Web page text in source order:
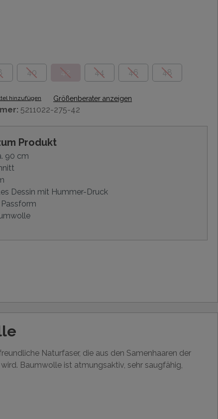
40 42 44 46 48
hinzufügen Größenberater anzeigen
5211022-275-42
Produkt
90 cm
Dessin mit Hummer-Druck
Naturfaser, die aus den Samenhaaren der
Baumwolle ist atmungsaktiv, sehr saugfähig,